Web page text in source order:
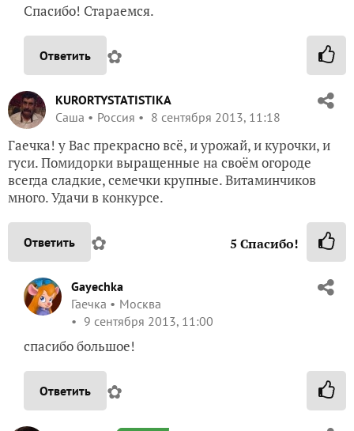
Спасибо! Стараемся.
Ответить ✿
KURORTYSTATISTIKA
Саша
Россия 8 сентября 2013, 11:18
Гаечка! у Вас прекрасно всё, и урожай, и курочки, и
гуси. Помидорки выращенные на своём огороде
всегда сладкие, семечки крупные. Витаминчиков
много. Удачи в конкурсе.
Ответить ✿ 5 Спасибо!
Gayechka
Гаечка
Москва
9 сентября 2013, 11:00
спасибо большое!
Ответить ✿